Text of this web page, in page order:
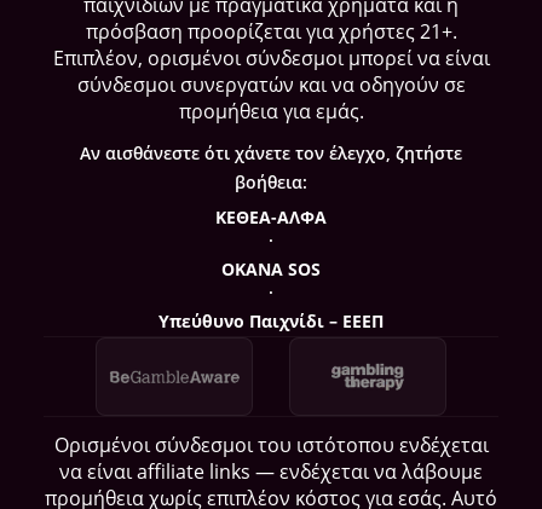
πρόσβαση προορίζεται για χρήστες 21+.
Επιπλέον, ορισμένοι σύνδεσμοι μπορεί να είναι
σύνδεσμοι συνεργατών και να οδηγούν σε
προμήθεια για εμάς.
Αν αισθάνεστε ότι χάνετε τον έλεγχο, ζητήστε
βοήθεια:
ΚΕΘΕΑ-ΑΛΦΑ
·
ΟΚΑΝΑ SOS
·
Υπεύθυνο Παιχνίδι – ΕΕΕΠ
Ορισμένοι σύνδεσμοι του ιστότοπου ενδέχεται
να είναι affiliate links — ενδέχεται να λάβουμε
προμήθεια χωρίς επιπλέον κόστος για εσάς. Αυτό